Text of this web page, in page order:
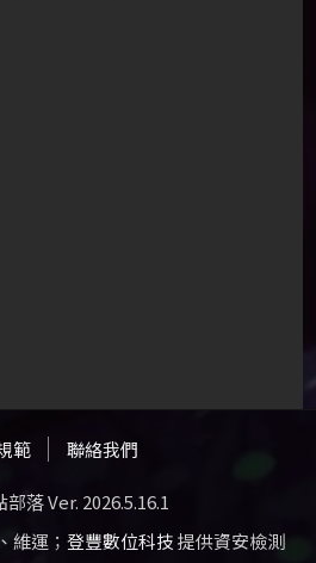
範 聯絡我們
落 Ver. 2026.5.16.1
維運； 登豐數位科技提供資安檢測